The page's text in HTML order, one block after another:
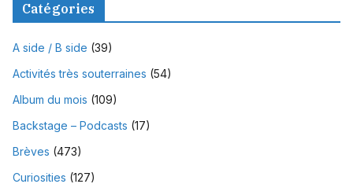
Catégories
A side / B side (39)
Activités très souterraines (54)
Album du mois (109)
Backstage – Podcasts (17)
Brèves (473)
Curiosities (127)